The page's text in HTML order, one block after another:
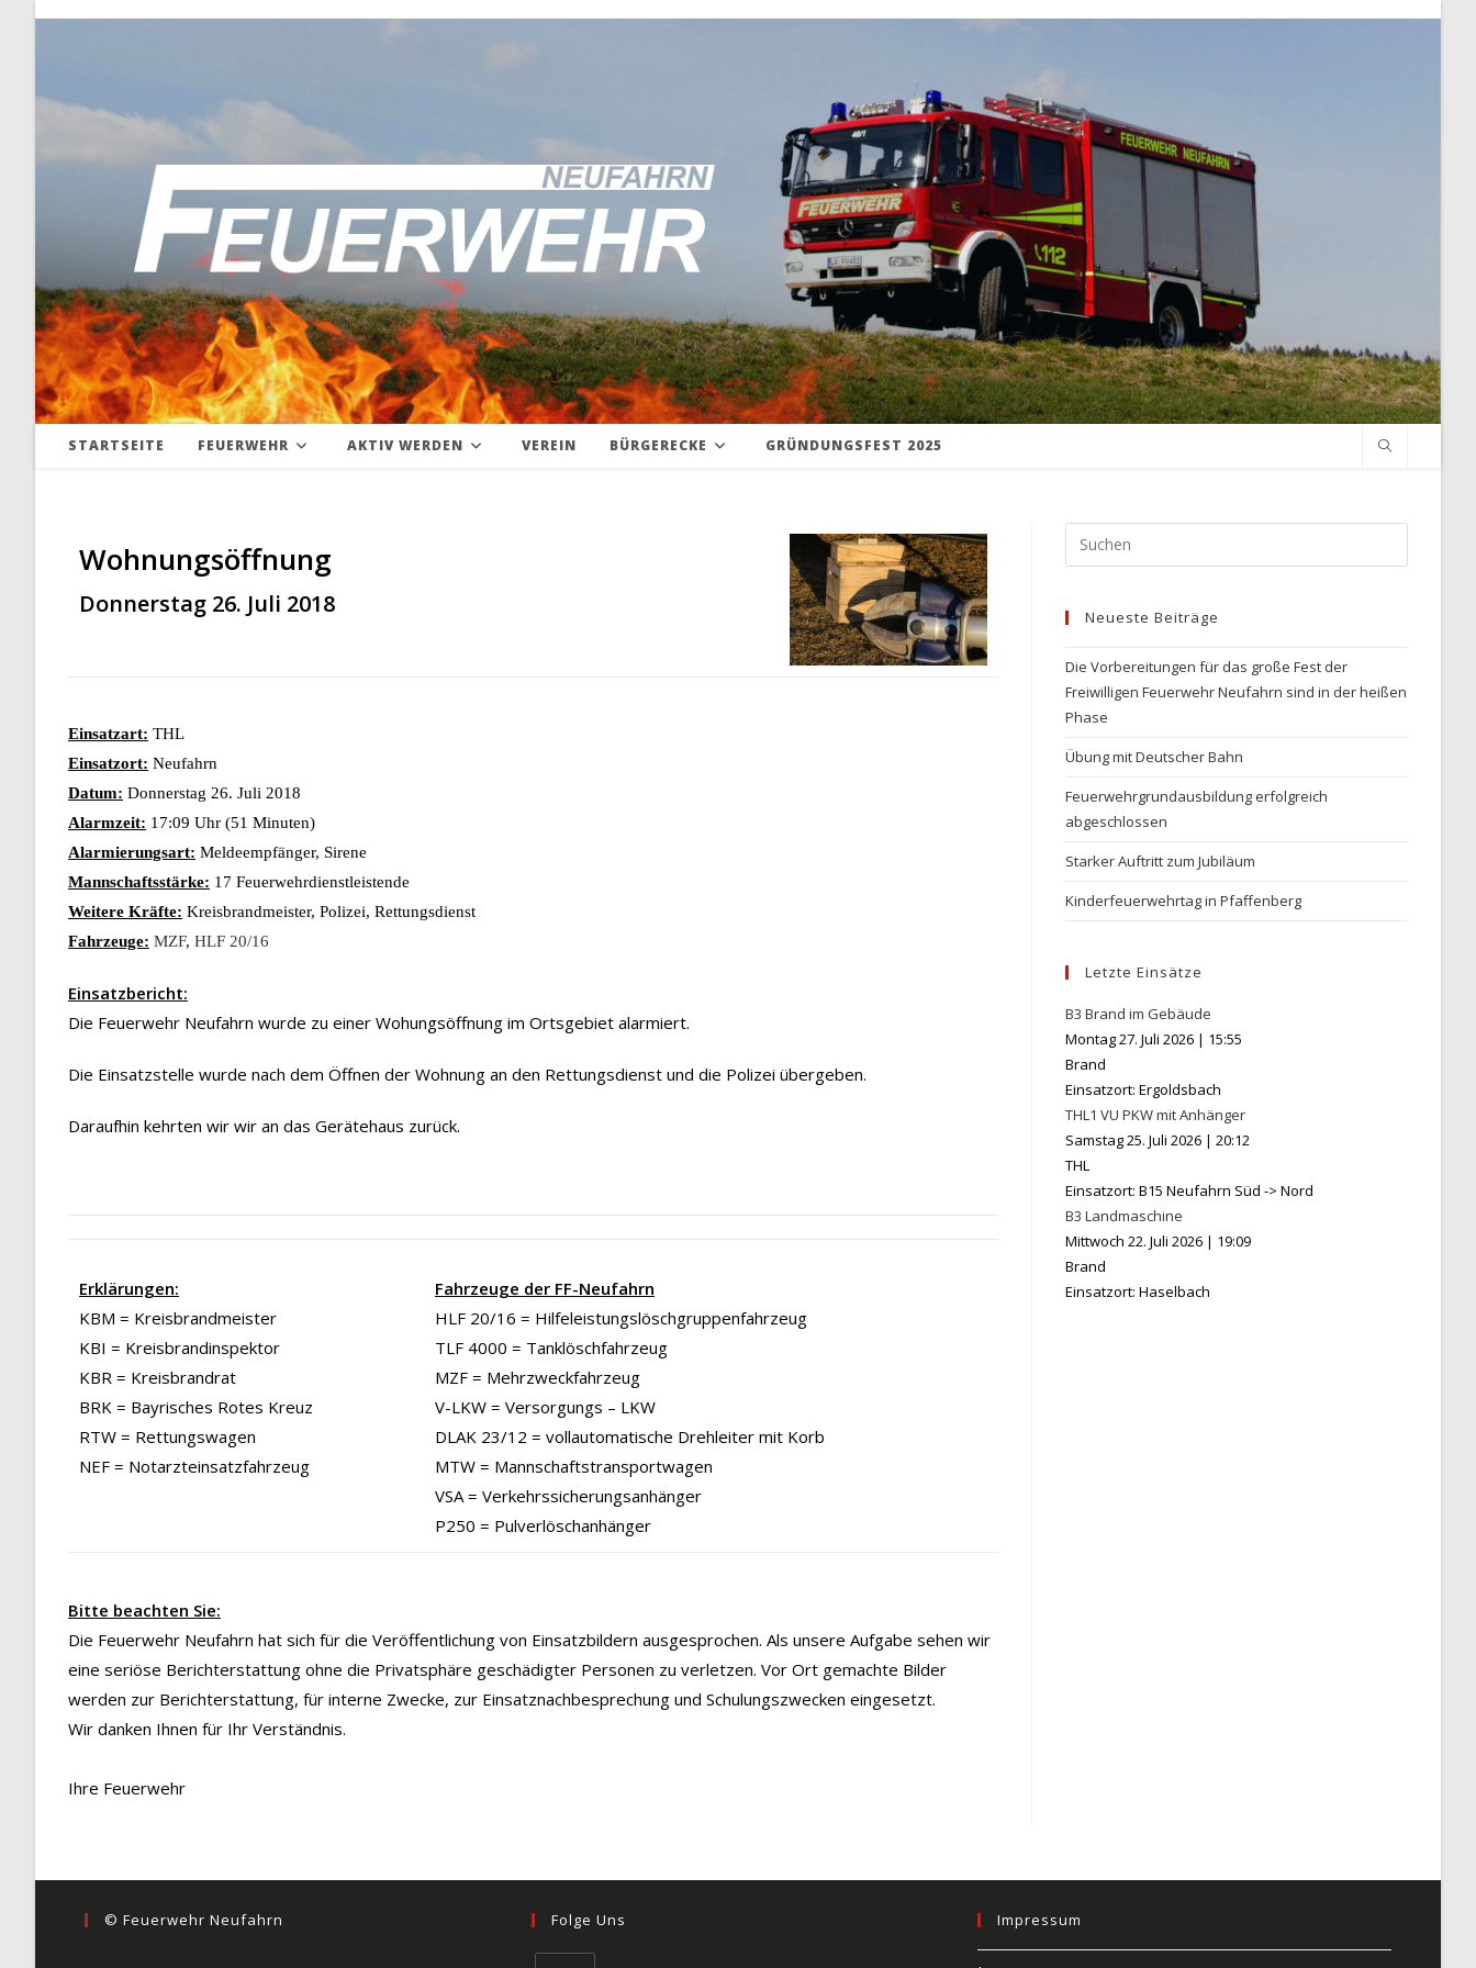
STARTSEITE FEUERWEHR AKTIV WERDEN VEREIN BÜRGERECKE GRÜNDUNGSFEST 2025
Wohnungsöffnung
Donnerstag 26. Juli 2018
Einsatzart: THL
Einsatzort: Neufahrn
Datum: Donnerstag 26. Juli 2018
Alarmzeit: 17:09 Uhr (51 Minuten)
Alarmierungsart: Meldeempfänger, Sirene
Mannschaftsstärke: 17 Feuerwehrdienstleistende
Weitere Kräfte: Kreisbrandmeister, Polizei, Rettungsdienst
Fahrzeuge: MZF, HLF 20/16
Einsatzbericht:
Die Feuerwehr Neufahrn wurde zu einer Wohungsöffnung im Ortsgebiet alarmiert.
Die Einsatzstelle wurde nach dem Öffnen der Wohnung an den Rettungsdienst und die Polizei übergeben.
Daraufhin kehrten wir wir an das Gerätehaus zurück.
Erklärungen:
KBM = Kreisbrandmeister
KBI = Kreisbrandinspektor
KBR = Kreisbrandrat
BRK = Bayrisches Rotes Kreuz
RTW = Rettungswagen
NEF = Notarzteinsatzfahrzeug
Fahrzeuge der FF-Neufahrn
HLF 20/16 = Hilfeleistungslöschgruppenfahrzeug
TLF 4000 = Tanklöschfahrzeug
MZF = Mehrzweckfahrzeug
V-LKW = Versorgungs – LKW
DLAK 23/12 = vollautomatische Drehleiter mit Korb
MTW = Mannschaftstransportwagen
VSA = Verkehrssicherungsanhänger
P250 = Pulverlöschanhänger
Bitte beachten Sie:
Die Feuerwehr Neufahrn hat sich für die Veröffentlichung von Einsatzbildern ausgesprochen. Als unsere Aufgabe sehen wir
eine seriöse Berichterstattung ohne die Privatsphäre geschädigter Personen zu verletzen. Vor Ort gemachte Bilder
werden zur Berichterstattung, für interne Zwecke, zur Einsatznachbesprechung und Schulungszwecken eingesetzt.
Wir danken Ihnen für Ihr Verständnis.
Ihre Feuerwehr
Escape
Neueste Beiträge
Die Vorbereitungen für das große Fest der
Freiwilligen Feuerwehr Neufahrn sind in der heißen
Phase
Übung mit Deutscher Bahn
Feuerwehrgrundausbildung erfolgreich
abgeschlossen
Starker Auftritt zum Jubiläum
Kinderfeuerwehrtag in Pfaffenberg
Letzte Einsätze
B3 Brand im Gebäude
Montag 27. Juli 2026 | 15:55
Brand
Einsatzort: Ergoldsbach
THL1 VU PKW mit Anhänger
Samstag 25. Juli 2026 |20:12
THL
Einsatzort: B15 Neufahrn Süd -> Nord
B3 Landmaschine
Mittwoch 22. Juli 2026 | 19:09
Brand
Einsatzort: Haselbach
© Feuerwehr Neufahrn Folge Uns Impressum